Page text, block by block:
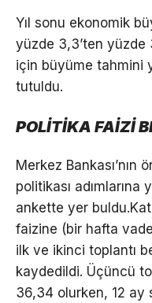
Yıl sonu ekonomik
yüzde 3,3’ten yüzde
için büyüme tahmini
tutuldu.
POLİTİKA FAİZİ
Merkez Bankası’nın
politikası
ankette yer
faizine (bir hafta
ilk ve ikinci toplantı
kaydedildi. Üçüncü
36,34 olurken, 12 ay